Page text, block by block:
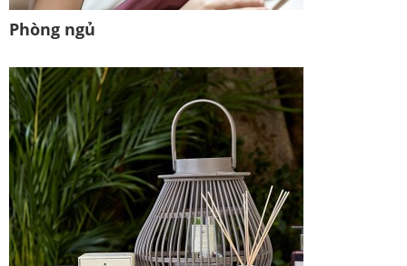
Phòng ngủ